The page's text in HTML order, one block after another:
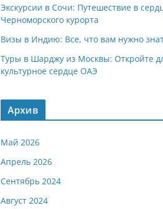
Экскурсии в Сочи: Путешествие в
Черноморского курорта
Визы в Индию: Все, что вам нужно
Туры в Шарджу из Москвы: Откройте
культурное сердце ОАЭ
Архив
Май 2026
Апрель 2026
Сентябрь 2024
Август 2024